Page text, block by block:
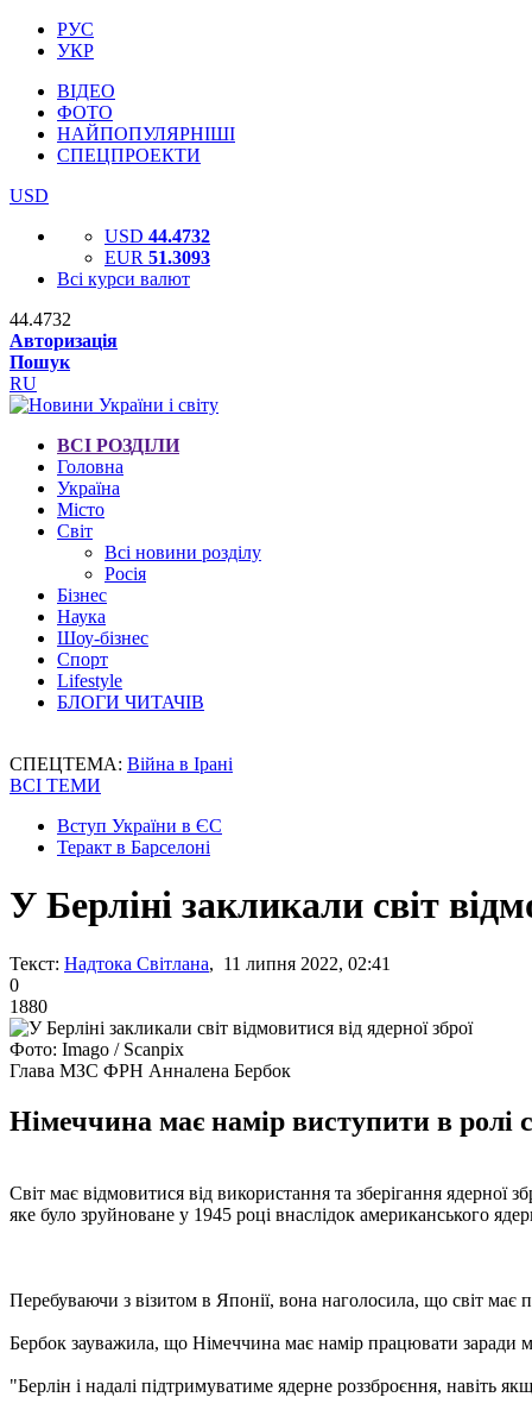
РУС
УКР
ВІДЕО
ФОТО
НАЙПОПУЛЯРНІШІ
СПЕЦПРОЕКТИ
USD
USD 44.4732
EUR 51.3093
Всі курси валют
44.4732
Авторизація
Пошук
RU
ВСІ РОЗДІЛИ
Головна
Україна
Місто
Світ
Всі новини розділу
Росія
Бізнес
Наука
Шоу-бізнес
Спорт
Lifestyle
БЛОГИ ЧИТАЧІВ
СПЕЦТЕМА: Війна в Ірані
ВСІ ТЕМИ
Вступ України в ЄС
Теракт в Барселоні
У Берліні закликали світ
Текст: Надтока Світлана, 11 липня 2022, 02:41
0
1880
Фото: Imago / Scanpix
Глава МЗС ФРН Анналена Бербок
Німеччина має намір виступити в ролі
Світ має відмовитися від використання та зберігання
яке було зруйноване у 1945 році внаслідок американського
Перебуваючи з візитом в Японії, вона наголосила, що світ має
Бербок зауважила, що Німеччина має намір працювати заради
"Берлін і надалі підтримуватиме ядерне роззброєння, навіть